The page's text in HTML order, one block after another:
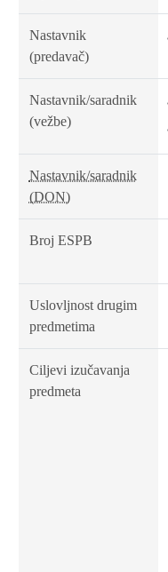
Nastavnik
(predavač)
Nastavnik/saradnik
(vežbe)
Nastavnik/saradnik
(DON)
Broj ESPB
Uslovljnost drugim
predmetima
Ciljevi izučavanja
predmeta